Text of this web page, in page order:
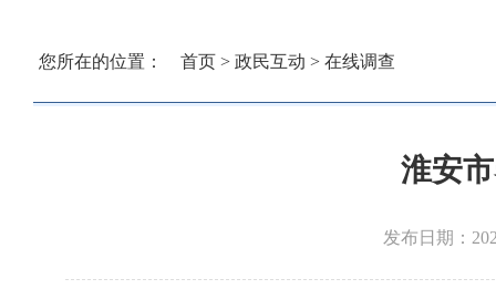
您所在的位置： 首页 > 政民互动 > 在线调查
淮安
发布日期：